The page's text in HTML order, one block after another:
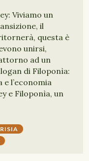
Viviamo un
il
questa è
unirsi,
ad un
di Filoponìa:
e l’economia
e Filoponìa, un